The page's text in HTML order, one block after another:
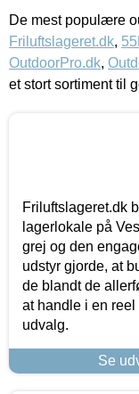
De mest populære
Friluftslageret.dk,
OutdoorPro.dk,
et stort sortiment til
Friluftslageret.dk
lagerlokale på
grej og den
udstyr gjorde, at
de blandt de
at handle i en
udvalg.
Se